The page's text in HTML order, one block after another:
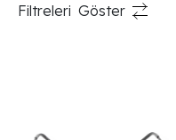
Filtreleri Göster